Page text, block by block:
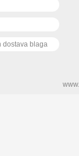
dostava blaga